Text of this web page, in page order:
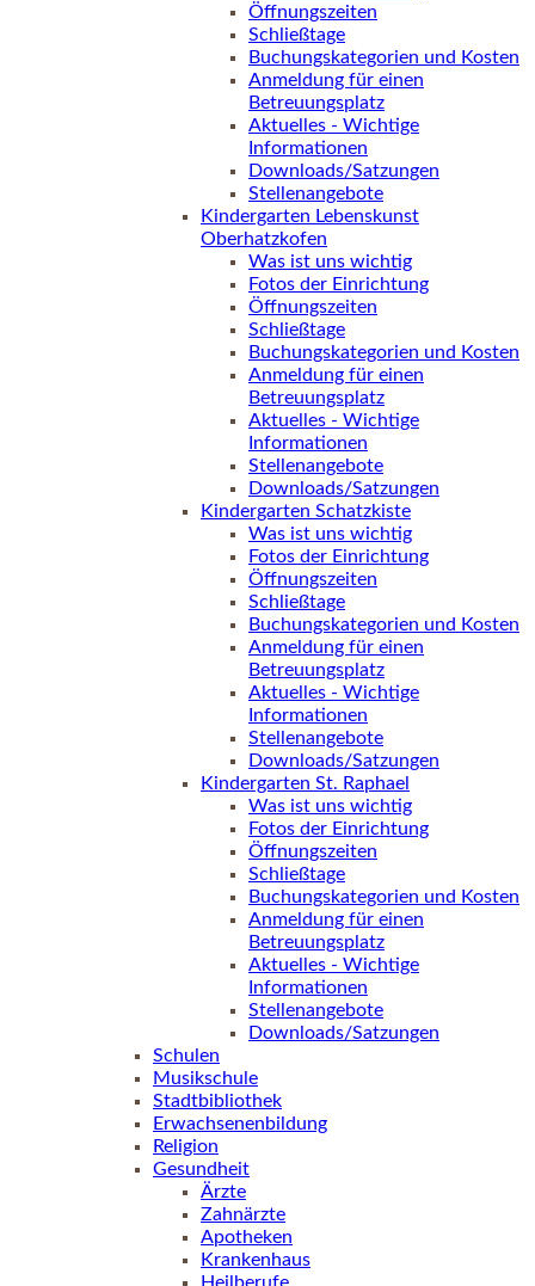
Öffnungszeiten
Schließtage
Buchungskategorien und Kosten
Anmeldung für einen
Betreuungsplatz
Aktuelles - Wichtige
Informationen
Downloads/Satzungen
Stellenangebote
Kindergarten Lebenskunst
Oberhatzkofen
Was ist uns wichtig
Fotos der Einrichtung
Öffnungszeiten
Schließtage
Buchungskategorien und Kosten
Anmeldung für einen
Betreuungsplatz
Aktuelles - Wichtige
Informationen
Stellenangebote
Downloads/Satzungen
Kindergarten Schatzkiste
Was ist uns wichtig
Fotos der Einrichtung
Öffnungszeiten
Schließtage
Buchungskategorien und Kosten
Anmeldung für einen
Betreuungsplatz
Aktuelles - Wichtige
Informationen
Stellenangebote
Downloads/Satzungen
Kindergarten St. Raphael
Was ist uns wichtig
Fotos der Einrichtung
Öffnungszeiten
Schließtage
Buchungskategorien und Kosten
Anmeldung für einen
Betreuungsplatz
Aktuelles - Wichtige
Informationen
Stellenangebote
Downloads/Satzungen
Schulen
Musikschule
Stadtbibliothek
Erwachsenenbildung
Religion
Gesundheit
Ärzte
Zahnärzte
Apotheken
Krankenhaus